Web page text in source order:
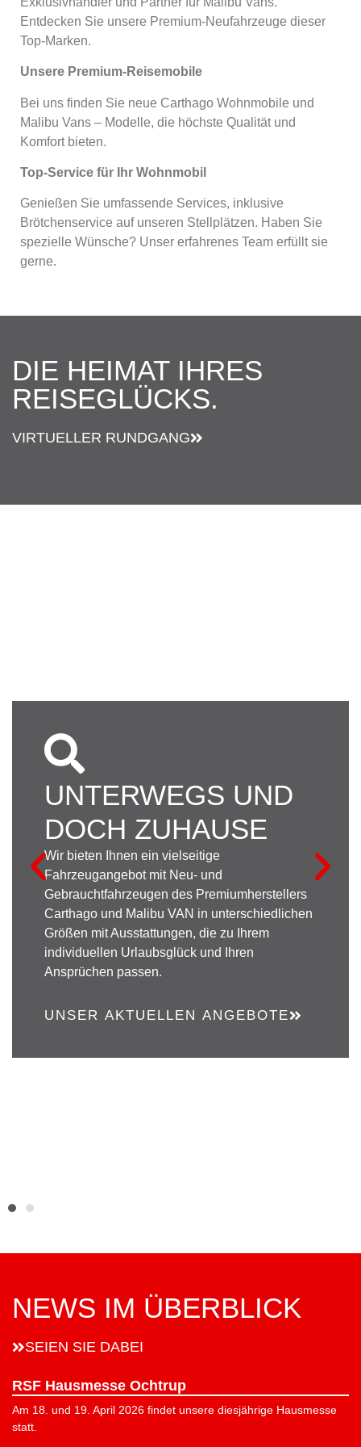
Entdecken Sie unsere Premium-Neufahrzeuge dieser
Top-Marken.
Unsere Premium-Reisemobile
Bei uns finden Sie neue Carthago Wohnmobile und
Malibu Vans – Modelle, die höchste Qualität und
Komfort bieten.
Top-Service für Ihr Wohnmobil
Genießen Sie umfassende Services, inklusive
Brötchenservice auf unseren Stellplätzen. Haben Sie
spezielle Wünsche? Unser erfahrenes Team erfüllt sie
gerne.
DIE HEIMAT IHRES
REISEGLÜCKS.
VIRTUELLER RUNDGANG
UNTERWEGS UND
DOCH ZUHAUSE
Wir bieten Ihnen ein vielseitige
Fahrzeugangebot mit Neu- und
Gebrauchtfahrzeugen des Premiumherstellers
Carthago und Malibu VAN in unterschiedlichen
Größen mit Ausstattungen, die zu Ihrem
individuellen Urlaubsglück und Ihren
Ansprüchen passen.
UNSER AKTUELLEN ANGEBOTE
NEWS IM ÜBERBLICK
SEIEN SIE DABEI
RSF Hausmesse Ochtrup
Am 18. und 19. April 2026 findet unsere diesjährige Hausmesse
statt.